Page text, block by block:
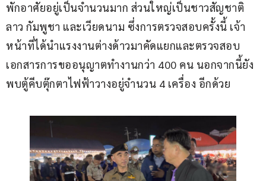
พักอาศัยอยู่เป็นจำนวนมาก ส่วนใหญ่เป็นชาวสัญชาติ
ลาว กัมพูชา และเวียดนาม ซึ่งการตรวจสอบครั้งนี้ เจ้า
หน้าที่ได้นำแรงงานต่างด้าวมาคัดแยกและตรวจสอบ
เอกสารการขออนุญาตทำงานกว่า 400 คน นอกจากนี้ยัง
พบตู้คีบตุ๊กตาไฟฟ้าวางอยู่จำนวน 4 เครื่อง อีกด้วย